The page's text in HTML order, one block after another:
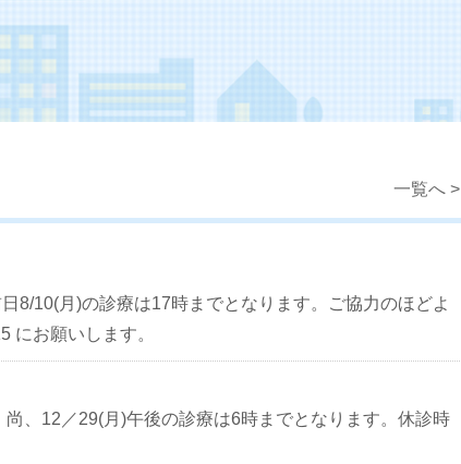
一覧へ >
8/10(月)の診療は17時までとなります。ご協力のほどよ
にお願いします。
、12／29(月)午後の診療は6時までとなります。休診時